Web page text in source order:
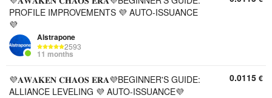
PROFILE IMPROVEMENTS 💜 AUTO-ISSUANCE
💜
Alstrapone
2593
11 months
💜𝐀𝐖𝐀𝐊𝐄𝐍 𝐂𝐇𝐀𝐎𝐒 𝐄𝐑𝐀💜BEGINNER'S GUIDE:
ALLIANCE LEVELING 💜 AUTO-ISSUANCE💜
0.0115 €